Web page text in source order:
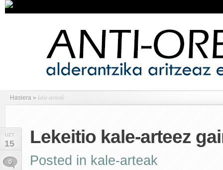
Hasiera » kale-arteak
UZT
15
0
Lekeitio kale-arteez
Posted in kale-arteak